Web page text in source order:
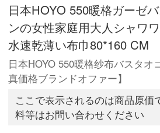
日本HOYO 550暖格ガーゼ
ンの女性家庭用大人シャワ
水速乾薄い布巾80*160 CM
日本HOYO 550暖格纱布バスタオ
真価格ブランドオファー】
ここで表示されるのは商品原価
料等はお問い合わせください